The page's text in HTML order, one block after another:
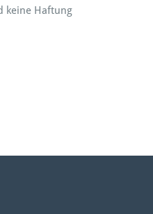
keine Haftung